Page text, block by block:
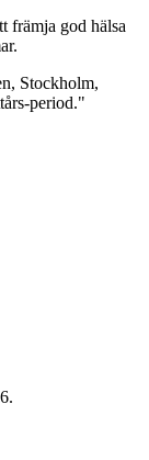
främja god hälsa
Stockholm,
period."